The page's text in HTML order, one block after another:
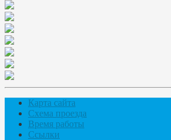
Карта сайта
Схема проезда
Время работы
Ссылки